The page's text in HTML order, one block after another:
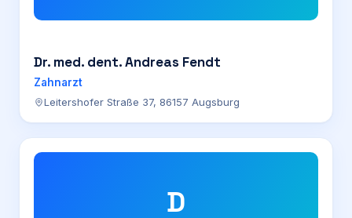
Dr. med. dent. Andreas Fendt
Zahnarzt
Leitershofer Straße 37, 86157 Augsburg
D